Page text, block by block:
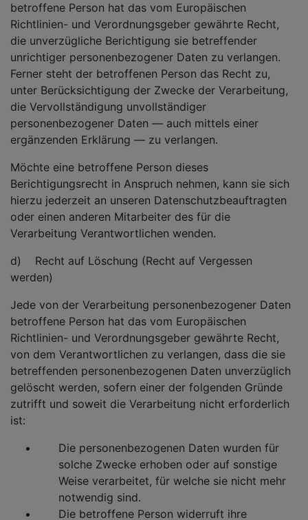
betroffene Person hat das vom Europäischen
Richtlinien- und Verordnungsgeber gewährte Recht,
die unverzügliche Berichtigung sie betreffender
unrichtiger personenbezogener Daten zu verlangen.
Ferner steht der betroffenen Person das Recht zu,
unter Berücksichtigung der Zwecke der Verarbeitung,
die Vervollständigung unvollständiger
personenbezogener Daten — auch mittels einer
ergänzenden Erklärung — zu verlangen.
Möchte eine betroffene Person dieses
Berichtigungsrecht in Anspruch nehmen, kann sie sich
hierzu jederzeit an unseren Datenschutzbeauftragten
oder einen anderen Mitarbeiter des für die
Verarbeitung Verantwortlichen wenden.
d) Recht auf Löschung (Recht auf Vergessen
werden)
Jede von der Verarbeitung personenbezogener Daten
betroffene Person hat das vom Europäischen
Richtlinien- und Verordnungsgeber gewährte Recht,
von dem Verantwortlichen zu verlangen, dass die sie
betreffenden personenbezogenen Daten unverzüglich
gelöscht werden, sofern einer der folgenden Gründe
zutrifft und soweit die Verarbeitung nicht erforderlich
ist:
Die personenbezogenen Daten wurden für
solche Zwecke erhoben oder auf sonstige
Weise verarbeitet, für welche sie nicht mehr
notwendig sind.
Die betroffene Person widerruft ihre